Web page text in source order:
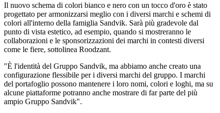
Il nuovo schema di colori bianco e nero con un tocco d'oro è stato
progettato per armonizzarsi meglio con i diversi marchi e schemi di
colori all'interno della famiglia Sandvik. Sarà più gradevole dal
punto di vista estetico, ad esempio, quando si mostreranno le
collaborazioni e le sponsorizzazioni dei marchi in contesti diversi
come le fiere, sottolinea Roodzant.
"È l'identità del Gruppo Sandvik, ma abbiamo anche creato una
configurazione flessibile per i diversi marchi del gruppo. I marchi
del portafoglio possono mantenere i loro nomi, colori e loghi, ma su
alcune piattaforme potranno anche mostrare di far parte del più
ampio Gruppo Sandvik".